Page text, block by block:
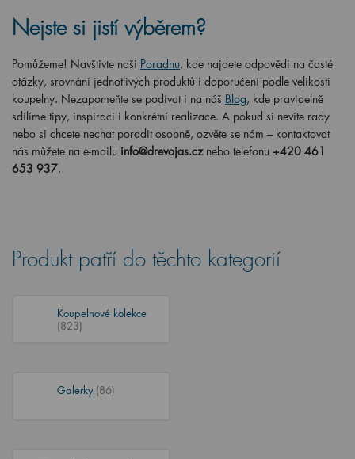
Nejste si jistí výběrem?
Pomůžeme! Navštivte naši Poradnu, kde najdete odpovědi na časté
otázky, srovnání jednotlivých produktů i doporučení podle velikosti
koupelny. Nezapomeňte se podívat i na náš Blog, kde pravidelně
sdílíme tipy, inspiraci i konkrétní realizace. A pokud si nevíte rady
nebo si chcete nechat poradit osobně, ozvěte se nám – kontaktovat
nás můžete na e-mailu info@drevojas.cz nebo telefonu +420 461
653 937.
Produkt patří do těchto kategorií
Koupelnové kolekce
(823)
Galerky (86)